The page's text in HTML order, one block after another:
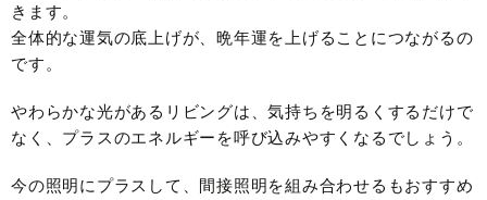
きます。
全体的な運気の底上げが、晩年運を上げることにつながるの
です。
やわらかな光があるリビングは、気持ちを明るくするだけで
なく、プラスのエネルギーを呼び込みやすくなるでしょう。
今の照明にプラスして、間接照明を組み合わせるもおすすめ